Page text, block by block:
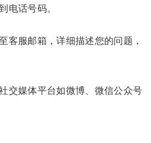
电话号码。
客服邮箱，详细描述您的问题，
交媒体平台如微博、微信公众号